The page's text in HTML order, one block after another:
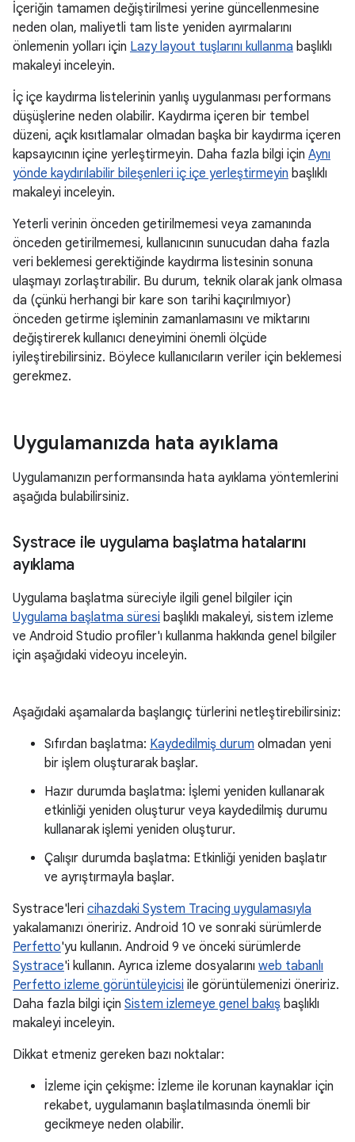
İçeriğin tamamen değiştirilmesi yerine güncellenmesine
neden olan, maliyetli tam liste yeniden ayırmalarını
önlemenin yolları için Lazy layout tuşlarını kullanma başlıklı
makaleyi inceleyin.
İç içe kaydırma listelerinin yanlış uygulanması performans
düşüşlerine neden olabilir. Kaydırma içeren bir tembel
düzeni, açık kısıtlamalar olmadan başka bir kaydırma içeren
kapsayıcının içine yerleştirmeyin. Daha fazla bilgi için Aynı
yönde kaydırılabilir bileşenleri iç içe yerleştirmeyin başlıklı
makaleyi inceleyin.
Yeterli verinin önceden getirilmemesi veya zamanında
önceden getirilmemesi, kullanıcının sunucudan daha fazla
veri beklemesi gerektiğinde kaydırma listesinin sonuna
ulaşmayı zorlaştırabilir. Bu durum, teknik olarak jank olmasa
da (çünkü herhangi bir kare son tarihi kaçırılmıyor)
önceden getirme işleminin zamanlamasını ve miktarını
değiştirerek kullanıcı deneyimini önemli ölçüde
iyileştirebilirsiniz. Böylece kullanıcıların veriler için beklemesi
gerekmez.
Uygulamanızda hata ayıklama
Uygulamanızın performansında hata ayıklama yöntemlerini
aşağıda bulabilirsiniz.
Systrace ile uygulama başlatma hatalarını
ayıklama
Uygulama başlatma süreciyle ilgili genel bilgiler için
Uygulama başlatma süresi başlıklı makaleyi, sistem izleme
ve Android Studio profiler'ı kullanma hakkında genel bilgiler
için aşağıdaki videoyu inceleyin.
Aşağıdaki aşamalarda başlangıç türlerini netleştirebilirsiniz:
Sıfırdan başlatma: Kaydedilmiş durum olmadan yeni
bir işlem oluşturarak başlar.
Hazır durumda başlatma: İşlemi yeniden kullanarak
etkinliği yeniden oluşturur veya kaydedilmiş durumu
kullanarak işlemi yeniden oluşturur.
Çalışır durumda başlatma: Etkinliği yeniden başlatır
ve ayrıştırmayla başlar.
Systrace'leri cihazdaki System Tracing uygulamasıyla
yakalamanızı öneririz. Android 10 ve sonraki sürümlerde
Perfetto'yu kullanın. Android 9 ve önceki sürümlerde
Systrace'i kullanın. Ayrıca izleme dosyalarını web tabanlı
Perfetto izleme görüntüleyicisi ile görüntülemenizi öneririz.
Daha fazla bilgi için Sistem izlemeye genel bakış başlıklı
makaleyi inceleyin.
Dikkat etmeniz gereken bazı noktalar:
İzleme için çekişme: İzleme ile korunan kaynaklar için
rekabet, uygulamanın başlatılmasında önemli bir
gecikmeye neden olabilir.